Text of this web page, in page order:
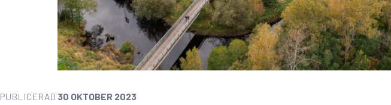
PUBLICERAD 30 OKTOBER 2023